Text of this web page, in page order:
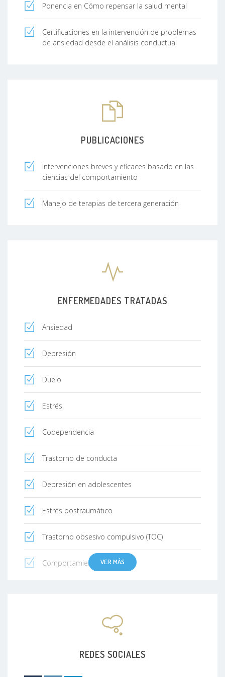
Ponencia en Cómo repensar la salud mental
Certificaciones en la intervención de problemas
de ansiedad desde el análisis conductual
PUBLICACIONES
Intervenciones breves y eficaces basado en las
ciencias del comportamiento
Manejo de terapias de tercera generación
ENFERMEDADES TRATADAS
Ansiedad
Depresión
Duelo
Estrés
Codependencia
Trastorno de conducta
Depresión en adolescentes
Estrés postraumático
Trastorno obsesivo compulsivo (TOC)
Comportamiento suicida
VER MÁS
REDES SOCIALES